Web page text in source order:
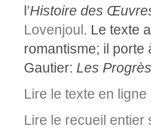
l’Histoire des
Lovenjoul. Le texte
romantisme; il porte
Gautier: Les
Lire le texte en ligne
Lire le recueil entier